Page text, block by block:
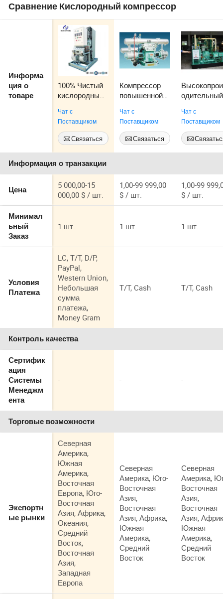
Сравнение Кислородный компрессор
Информа
ция о
товаре
100% Чистый
кислородный
безмасляный
кислородный
компрессор (4
ступень)
Чат с
Поставщиком
Связаться
Сейчас
Компрессор
повышенной
CO2
увеличения с
15MPa
конечным
давлением
Чат с
Поставщиком
Связаться
Сейчас
одительный
для CO2
с 15MPa
давлением
выходе
Чат с
Поставщиком
Сейчас
Информация о транзакции
Цена
5 000,00-15
000,00 $ / шт.
1,00-99 999,00
$ / шт.
1,00-99
$ / шт.
Минимал
ьный
Заказ
1 шт. 1 шт. 1 шт.
Условия
Платежа
LC, T/T, D/P,
PayPal,
Western Union,
Небольшая
сумма
платежа,
Money Gram
T/T, Cash T/T, Cash
Контроль качества
Сертифик
ация
Системы
Менеджм
ента
- - -
Торговые возможности
Экспортн
ые рынки
Северная
Америка,
Южная
Америка,
Восточная
Европа, Юго-
Восточная
Азия, Африка,
Океания,
Средний
Восток,
Восточная
Азия,
Западная
Европа
Северная
Америка, Юго-
Восточная
Азия,
Восточная
Азия, Африка,
Южная
Америка,
Средний
Восток
Северная
Америка,
Восточная
Азия,
Восточная
Азия,
Южная
Америка,
Средний
Восток